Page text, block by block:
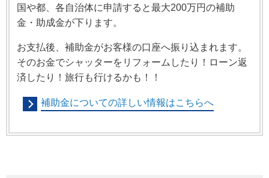
国や都、各自治体に申請すると最大200万円の補助
金・助成金が下ります。
お支払後、補助金がお客様の口座へ振り込まれます。
そのお金でシャッターをリフォームしたり！ローン返
済したり！旅行も行けるかも！！
補助金についての詳しい情報はこちらへ